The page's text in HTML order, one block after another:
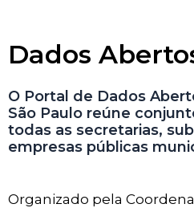
Dados
O Portal de Dados
São Paulo reúne
todas as secretarias,
empresas públicas
Organizado pela